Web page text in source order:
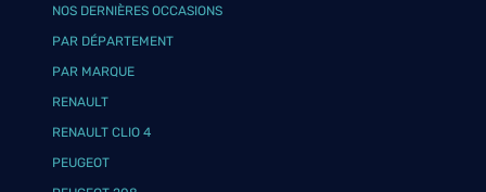
NOS DERNIÈRES OCCASIONS
PAR DÉPARTEMENT
PAR MARQUE
RENAULT
RENAULT CLIO 4
PEUGEOT